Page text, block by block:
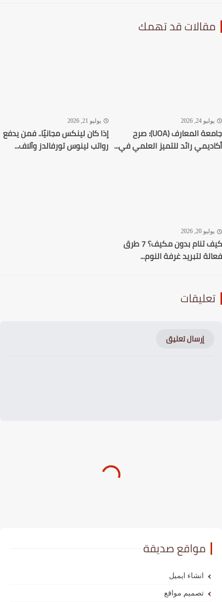
قد تهمك
24, 2026
جامعة المعارف (UOA): صرح
رائد للتميز العلمي في...
يوليو 21, 2026
إذا كان لينكس مجانيًا.. فمن يدفع
رواتب لينوس تورفالدز وآلاف...
20, 2026
كيف تنام بدون مكيف؟ 7 طرق
لتبريد غرفة النوم...
إرسال تعليق
مواقع صديقة
انشاء ايميل
تصميم مواقع